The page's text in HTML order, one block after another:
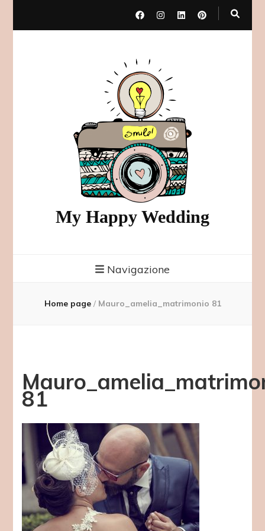
My Happy Wedding
Navigazione
Home page / Mauro_amelia_matrimonio 81
81